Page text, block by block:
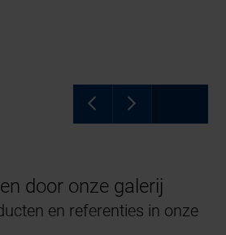
door onze galerij
en referenties in onze